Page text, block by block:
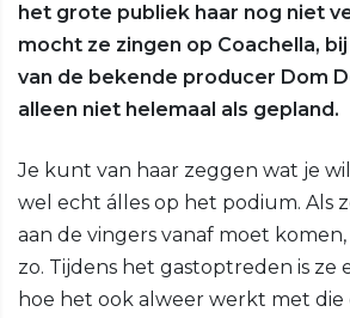
het grote publiek haar nog niet
mocht ze zingen op Coachella,
van de bekende producer Dom
alleen niet helemaal als gepland.
Je kunt van haar zeggen wat je
wel echt álles op het podium. Als
aan de vingers vanaf moet
zo. Tijdens het gastoptreden is ze
hoe het ook alweer werkt met die